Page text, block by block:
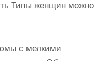
Типы женщин можно
с мелкими